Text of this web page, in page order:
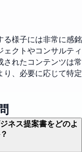
る様子には非常に感銘
クトやコンサルティ
されたコンテンツは常
り、必要に応じて特定
ネス提案書をどのよ